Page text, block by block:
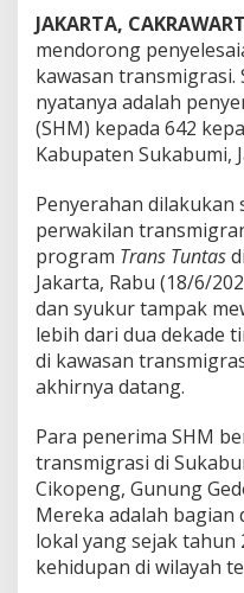
r
a
n
s
m
i
g
a
n
S
u
k
a
u
m
A
Y
:
I
n
i
K
JAKARTA,
mendorong
kawasan transmigrasi.
nyatanya adalah
(SHM) kepada 642
Kabupaten Sukabumi,
Penyerahan dilakukan
perwakilan
program Trans Tuntas
Jakarta, Rabu (18/6/
dan syukur tampak
lebih dari dua dekade
di kawasan
akhirnya datang.
Para penerima SHM
transmigrasi di
Cikopeng, Gunung
Mereka adalah
lokal yang sejak tahun
kehidupan di wilayah